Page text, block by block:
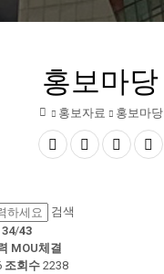
홍보마당
홈
홍보자료 홍보마당
크게
검색
34/43RSS
MOU체결
조회수 2238